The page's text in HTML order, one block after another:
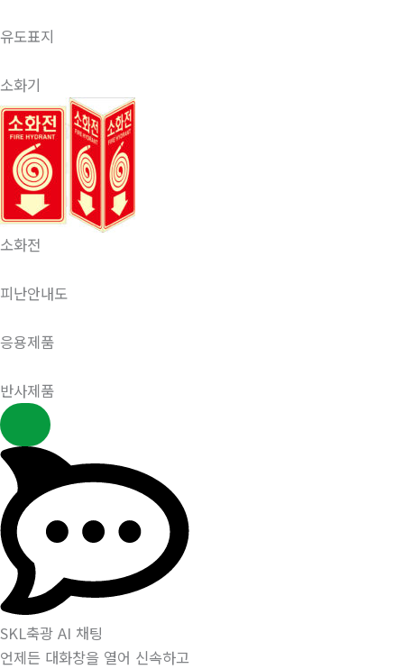
유도표지
소화기
소화전
피난안내도
응용제품
반사제품
SKL축광 AI 채팅
언제든 대화창을 열어 신속하고